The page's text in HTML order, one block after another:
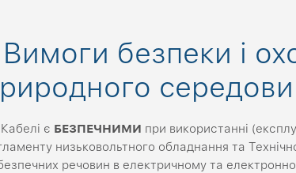
Вимоги безпеки і
Кабелі є БЕЗПЕЧНИМИ при використанні
низьковольтного обладнання та
речовин в електричному та